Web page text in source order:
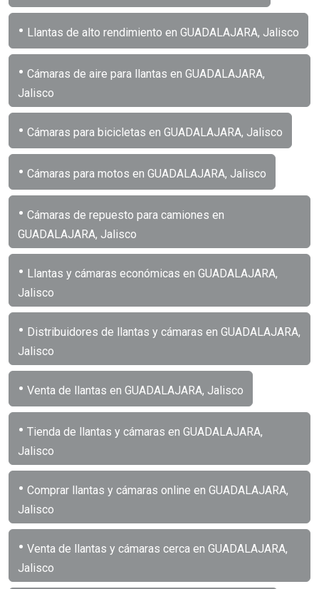
• Llantas de alto rendimiento en GUADALAJARA, Jalisco
• Cámaras de aire para llantas en GUADALAJARA,
Jalisco
• Cámaras para bicicletas en GUADALAJARA, Jalisco
• Cámaras para motos en GUADALAJARA, Jalisco
• Cámaras de repuesto para camiones en
GUADALAJARA, Jalisco
• Llantas y cámaras económicas en GUADALAJARA,
Jalisco
• Distribuidores de llantas y cámaras en GUADALAJARA,
Jalisco
• Venta de llantas en GUADALAJARA, Jalisco
• Tienda de llantas y cámaras en GUADALAJARA,
Jalisco
• Comprar llantas y cámaras online en GUADALAJARA,
Jalisco
• Venta de llantas y cámaras cerca en GUADALAJARA,
Jalisco